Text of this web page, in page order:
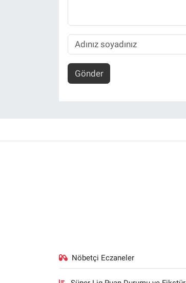
Gönder
Nöbetçi Eczaneler